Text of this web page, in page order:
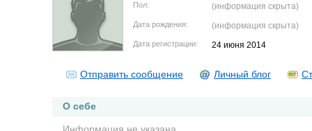
Пол: (информация скрыта)
Дата рождения: (информация скрыта)
Дата регистрации: 24 июня 2014
Отправить сообщение Личный блог
О себе